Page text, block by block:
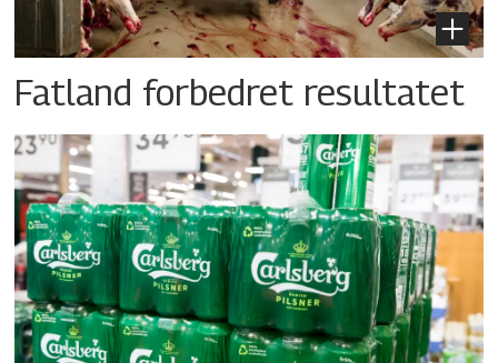
Fatland forbedret resultatet